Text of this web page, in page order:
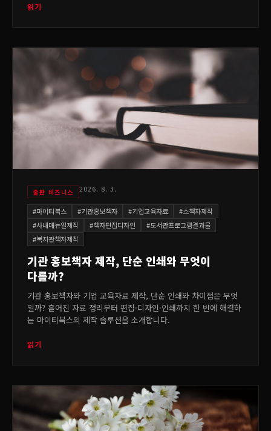
읽기
출판 비즈니스 2026. 8. 3.
#마이티북스 #기관홍보책자 #기업교육자료 #소책자제작
#사내매뉴얼제작 #책자편집디자인 #도서관프로그램결과물
#복지관책자제작
기관 홍보책자 제작, 단순 인쇄와 무엇이
다를까?
기관 홍보책자와 기업 교육자료 제작, 단순 인쇄와 차이점은 무엇
일까? 흩어진 자료 정리부터 편집·디자인·인쇄까지 한 번에 해결하
는 마이티북스의 제작 솔루션을 소개합니다.
읽기